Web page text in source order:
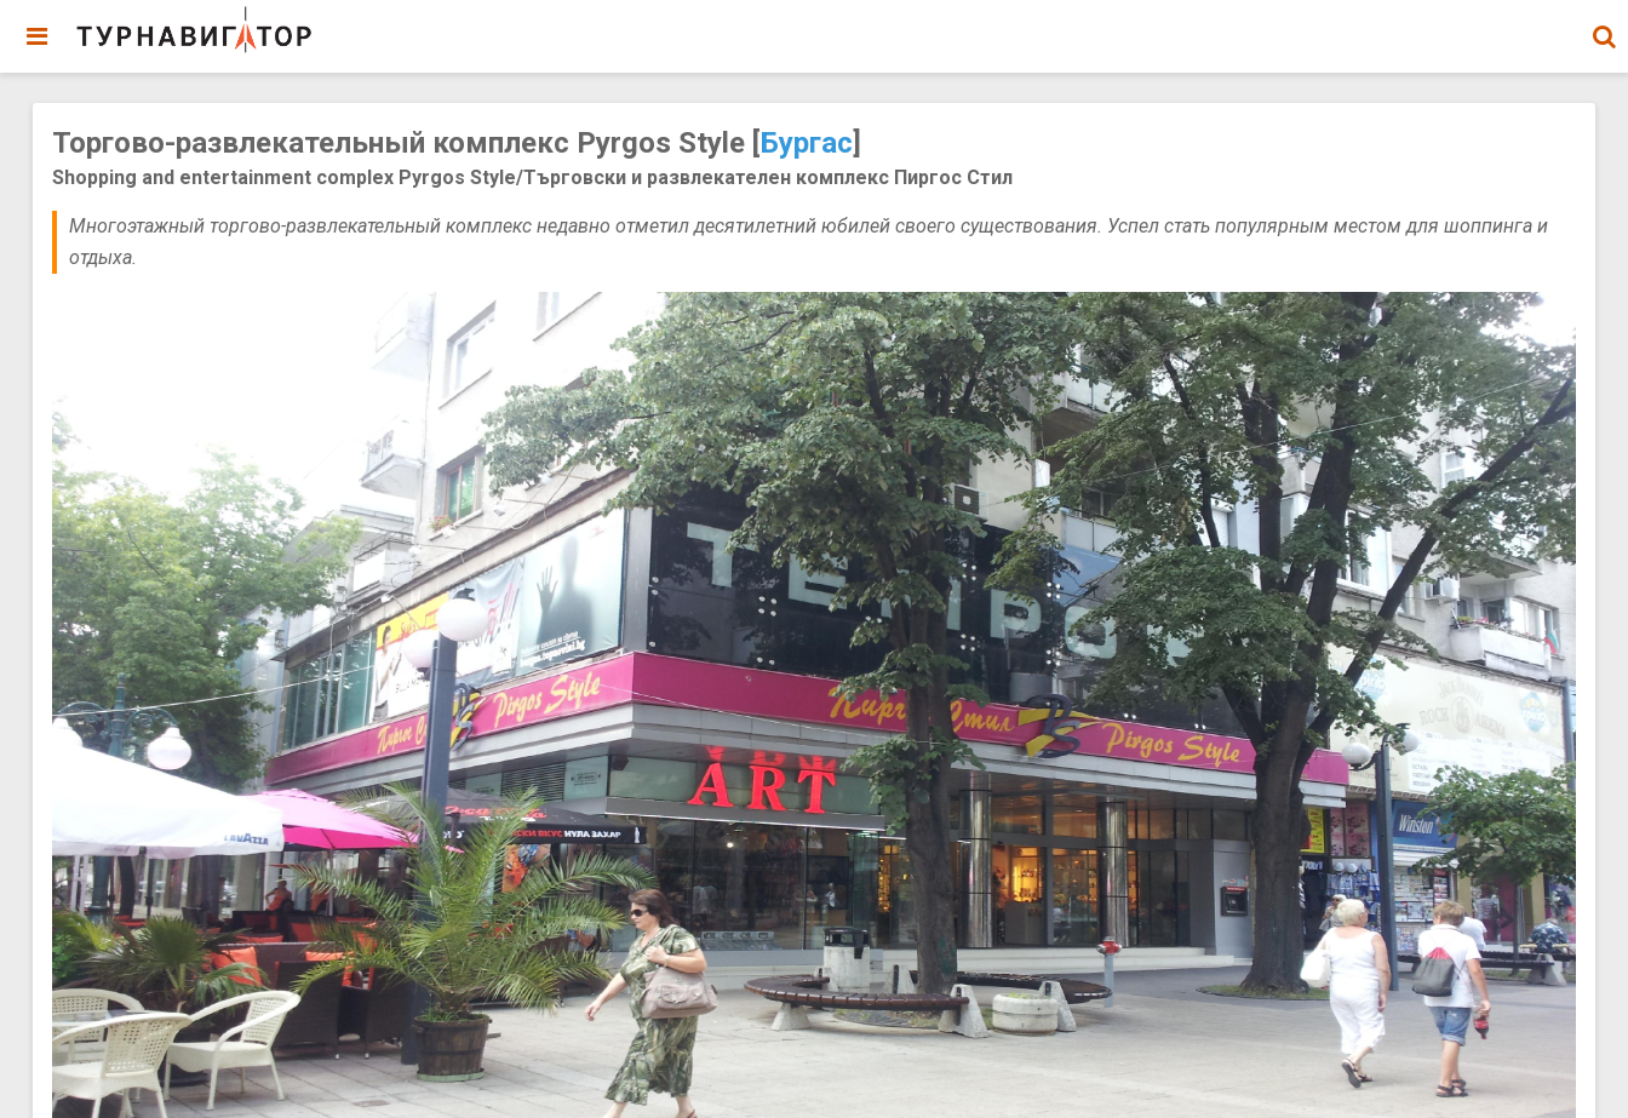
Торгово-развлекательный комплекс Pyrgos Style [Бургас]
Shopping and entertainment complex Pyrgos Style/Търговски и развлекателен комплекс Пиргос Стил
Многоэтажный торгово-развлекательный комплекс недавно отметил десятилетний юбилей своего существования. Успел стать популярным местом для шоппинга и
отдыха.